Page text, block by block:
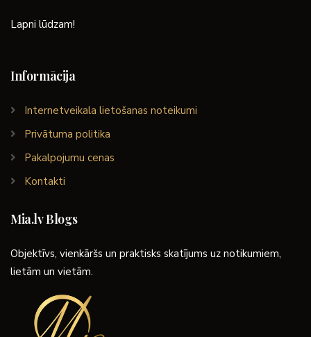
Lapni lūdzam!
Informācija
Internetveikala lietošanas noteikumi
Privātuma politika
Pakalpojumu cenas
Kontakti
Mia.lv Blogs
Objektīvs, vienkāršs un praktisks skatījums uz notikumiem,
lietām un vietām.